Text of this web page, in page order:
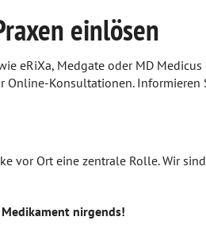
einlösen
eRiXa, Medgate oder MD
Konsultationen. Informieren
vor Ort eine zentrale Rolle. Wir
nirgends!